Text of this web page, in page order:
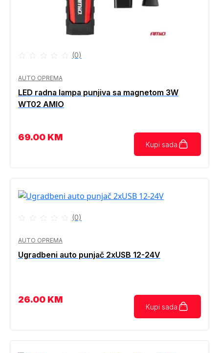
(0)
AUTO OPREMA
LED radna lampa punjiva sa magnetom 3W
WT02 AMIO
69.00 KM
Kupi sada
(0)
AUTO OPREMA
Ugradbeni auto punjač 2xUSB 12-24V
26.00 KM
Kupi sada